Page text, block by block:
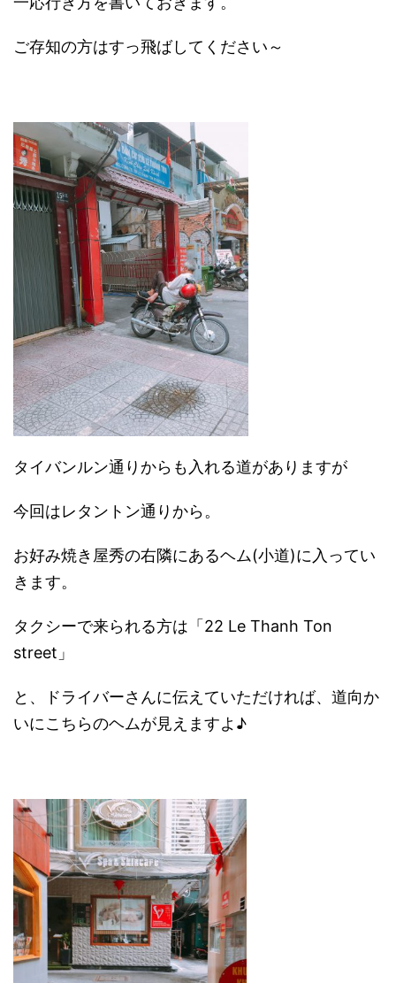
ご存知の方はすっ飛ばしてください～
タイバンルン通りからも入れる道がありますが
今回はレタントン通りから。
お好み焼き屋秀の右隣にあるヘム(小道)に入ってい
きます。
タクシーで来られる方は「22 Le Thanh Ton
street」
と、ドライバーさんに伝えていただければ、道向か
いにこちらのヘムが見えますよ♪